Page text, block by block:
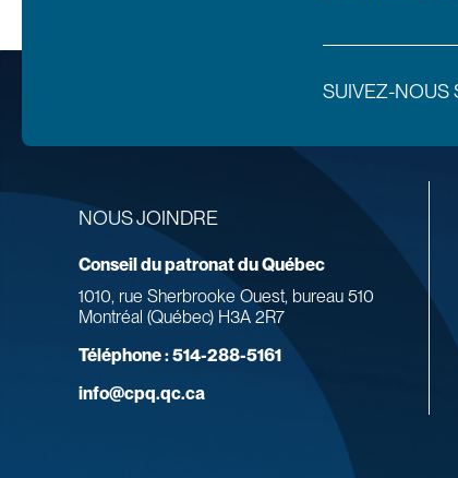
SUIVEZ-NOUS
NOUS JOINDRE
Conseil du patronat du Québec
1010, rue Sherbrooke Ouest, bureau 510
Montréal (Québec) H3A 2R7
Téléphone :514-288-5161
info@cpq.qc.ca